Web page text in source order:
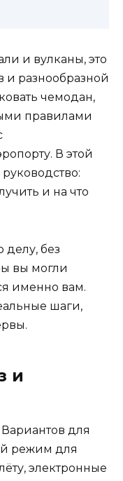
и вулканы, это
и разнообразной
чемодан,
правилами
В этой
и на что
делу, без
вы могли
именно вам.
шаги,
и
для
режим для
электронные